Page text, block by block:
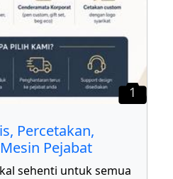
1
Percetakan,
Pejabat
sehenti untuk semua